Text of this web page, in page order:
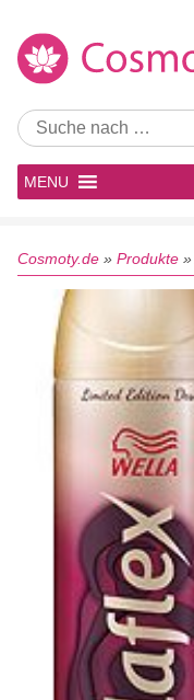
MENU
Cosmoty.de » Produkte »